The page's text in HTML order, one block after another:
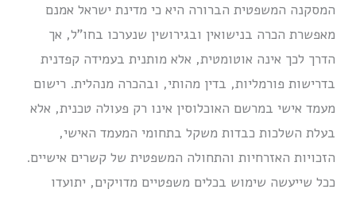
המסקנה המשפטית הברורה היא כי מדינת ישראל אמנם
מאפשרת הכרה בנישואין ובגירושין שנערכו בחו”ל, אך
הדרך לכך אינה אוטומטית, אלא מותנית בעמידה קפדנית
בדרישות פורמליות, בדין מהותי, ובהכרה מנהלית. רישום
מעמד אישי במרשם האוכלוסין אינו רק פעולה טכנית, אלא
בעלת השלכות כבדות משקל בתחומי המעמד האישי,
הזכויות האזרחיות והתחולה המשפטית של קשרים אישיים.
ככל שייעשה שימוש בכלים משפטיים מדויקים, יתועדו